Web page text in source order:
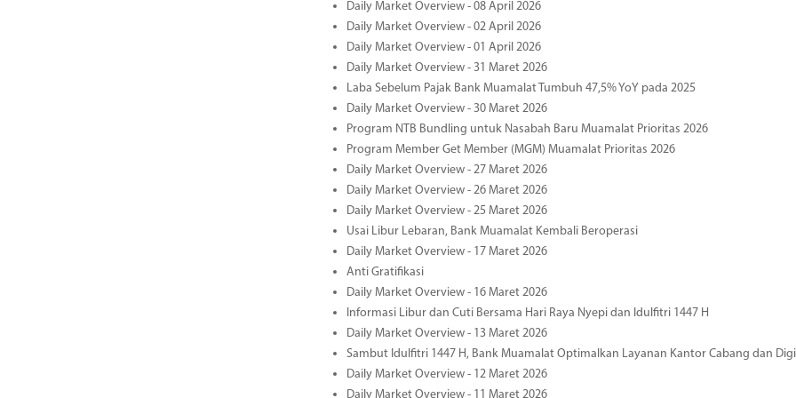
Daily Market Overview - 08 April 2026
Daily Market Overview - 02 April 2026
Daily Market Overview - 01 April 2026
Daily Market Overview - 31 Maret 2026
Laba Sebelum Pajak Bank Muamalat Tumbuh 47,5% YoY pada 2025
Daily Market Overview - 30 Maret 2026
Program NTB Bundling untuk Nasabah Baru Muamalat Prioritas 2026
Program Member Get Member (MGM) Muamalat Prioritas 2026
Daily Market Overview - 27 Maret 2026
Daily Market Overview - 26 Maret 2026
Daily Market Overview - 25 Maret 2026
Usai Libur Lebaran, Bank Muamalat Kembali Beroperasi
Daily Market Overview - 17 Maret 2026
Anti Gratifikasi
Daily Market Overview - 16 Maret 2026
Informasi Libur dan Cuti Bersama Hari Raya Nyepi dan Idulfitri 1447 H
Daily Market Overview - 13 Maret 2026
Sambut Idulfitri 1447 H, Bank Muamalat Optimalkan Layanan Kantor Cabang dan
Daily Market Overview - 12 Maret 2026
Daily Market Overview - 11 Maret 2026